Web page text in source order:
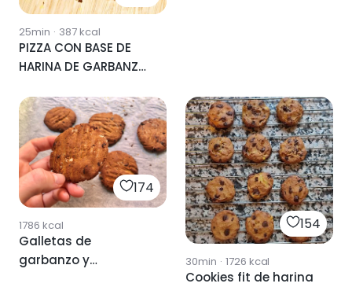
25min · 387kcal
PIZZA CON BASE DE
HARINA DE GARBANZO
174
1786 kcal
Galletas de
garbanzo y
154
30min · 1726 kcal
Cookies fit de harina